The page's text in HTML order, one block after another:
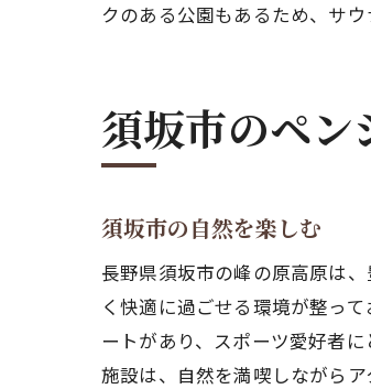
クのある公園もあるため、サ
須坂市のペ
須坂市の自然を楽しむ
長野県須坂市の峰の原高原は
く快適に過ごせる環境が整っ
ートがあり、スポーツ愛好者
施設は、自然を満喫しながら